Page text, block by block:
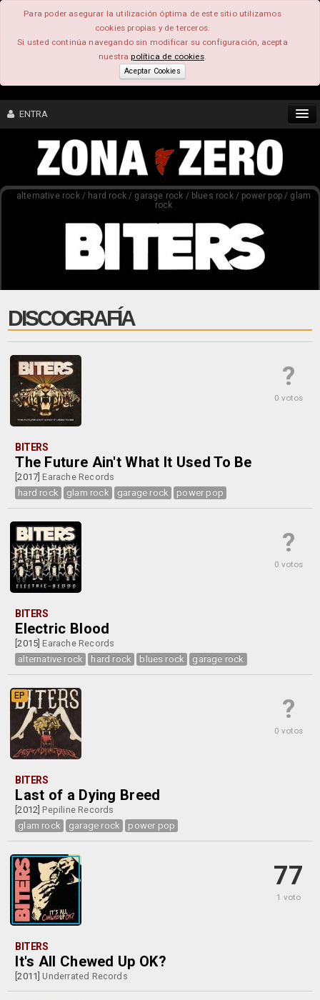
Para poder asegurar la utilización óptima de este sitio utilizamos
cookies propias y de terceros.
Si usted continúa navegando sin modificar su configuración, acepta
nuestrapolítica de cookies.
Aceptar Cookies
ENTRA
CONTENIDO
FEEEDBACK
alternative rock / hard rock / garage rock / blues rock / power pop / glam
rock
DISCOGRAFÍA
?
0 votos
BITERS
The Future Ain't What It Used To Be
[2017] Earache Records
hard rock
glam rock garage rock power pop
?
0 votos
BITERS
Electric Blood
[2015] Earache Records
alternative rock
hard rock blues rock garage rock
?
0 votos
EP
BITERS
Last of a Dying Breed
[2012] Pepiline Records
glam rock
garage rock power pop
77
1 voto
BITERS
It's All Chewed Up OK?
[2011] Underrated Records